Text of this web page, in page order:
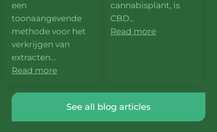
een
toonaangevende
methode voor het
verkrijgen van
extracten…
Read more
cannabisplant, is
CBD…
Read more
See all blog articles